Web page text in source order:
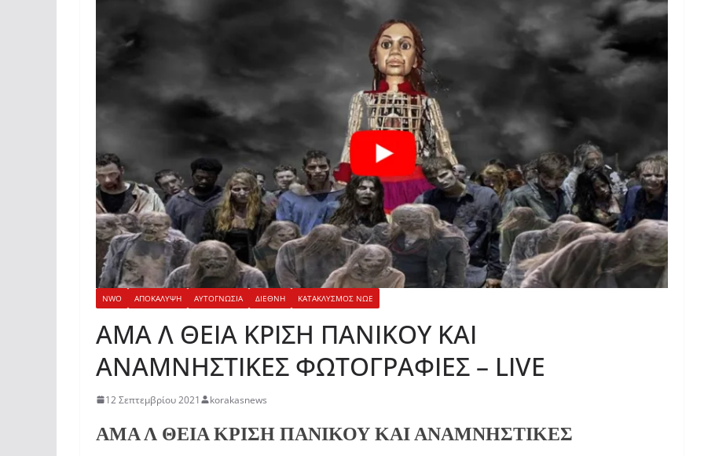
NWO ΑΠΟΚΑΛΥΨΗ ΑΥΤΟΓΝΩΣΙΑ ΔΙΕΘΝΗ ΚΑΤΑΚΛΥΣΜΟΣ ΝΩΕ
ΑΜΑ Λ ΘΕΙΑ ΚΡΙΣΗ ΠΑΝΙΚΟΥ ΚΑΙ
ΑΝΑΜΝΗΣΤΙΚΕΣ ΦΩΤΟΓΡΑΦΙΕΣ – LIVE
12 Σεπτεμβρίου 2021 korakasnews
ΑΜΑ Λ ΘΕΙΑ ΚΡΙΣΗ ΠΑΝΙΚΟΥ ΚΑΙ ΑΝΑΜΝΗΣΤΙΚΕΣ